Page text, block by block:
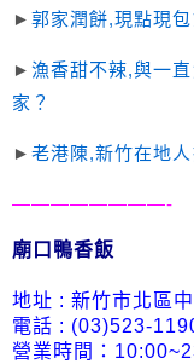
►郭家潤餅,現點現
►漁香甜不辣,與一
家？
►老港陳,新竹在地
————————-
廟口鴨香飯
地址 : 新竹市北區
電話 : (03)523-
營業時間：